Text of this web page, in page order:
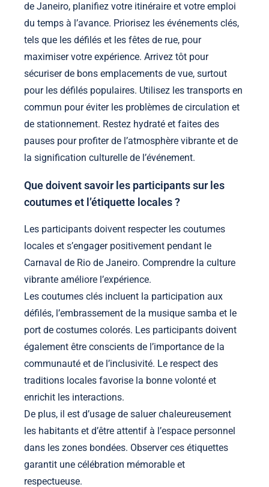
de Janeiro, planifiez votre itinéraire et votre emploi
du temps à l’avance. Priorisez les événements clés,
tels que les défilés et les fêtes de rue, pour
maximiser votre expérience. Arrivez tôt pour
sécuriser de bons emplacements de vue, surtout
pour les défilés populaires. Utilisez les transports en
commun pour éviter les problèmes de circulation et
de stationnement. Restez hydraté et faites des
pauses pour profiter de l’atmosphère vibrante et de
la signification culturelle de l’événement.
Que doivent savoir les participants sur les
coutumes et l’étiquette locales ?
Les participants doivent respecter les coutumes
locales et s’engager positivement pendant le
Carnaval de Rio de Janeiro. Comprendre la culture
vibrante améliore l’expérience.
Les coutumes clés incluent la participation aux
défilés, l’embrassement de la musique samba et le
port de costumes colorés. Les participants doivent
également être conscients de l’importance de la
communauté et de l’inclusivité. Le respect des
traditions locales favorise la bonne volonté et
enrichit les interactions.
De plus, il est d’usage de saluer chaleureusement
les habitants et d’être attentif à l’espace personnel
dans les zones bondées. Observer ces étiquettes
garantit une célébration mémorable et
respectueuse.